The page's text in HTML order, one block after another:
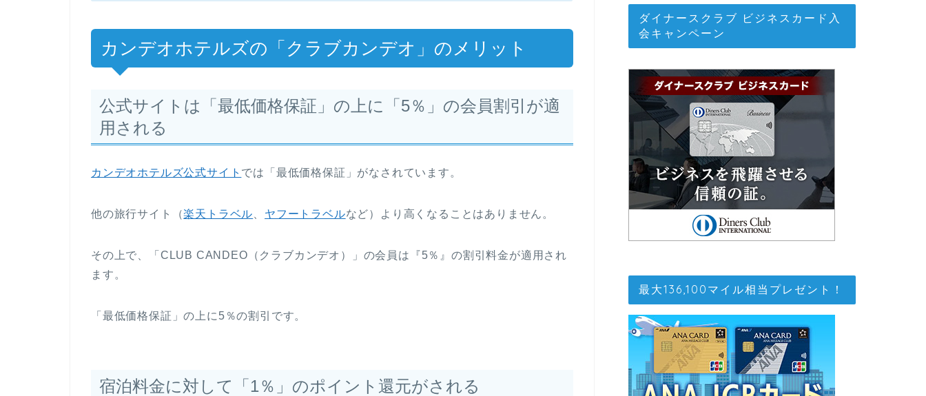
カンデオホテルズの「クラブカンデオ」のメリット
公式サイトは「最低価格保証」の上に「5％」の会員割引が適
用される
カンデオホテルズ公式サイト では「最低価格保証」がなされています。
他の旅行サイト（楽天トラベル ヤフートラベルなど）より高くなることはありません。
その上で、「CLUB CANDEO（クラブカンデオ）」の会員は『5％』の割引料金が適用され
ます。
「最低価格保証」の上に5％の割引です。
宿泊料金に対して「1％」のポイント還元がされる
ダイナースクラブ ビジネスカード入
会キャンペーン
最大136,100マイル相当プレゼント！